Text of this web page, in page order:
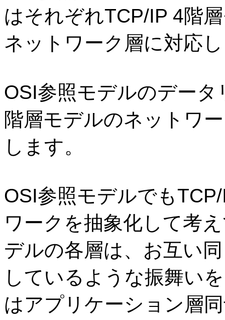
はそれぞれTCP/IP 4階
ネットワーク層に対応
OSI参照モデルのデー
階層モデルのネットワ
します。
OSI参照モデルでも
ワークを抽象化して考
デルの各層は、お互い
しているような振舞い
はアプリケーション層